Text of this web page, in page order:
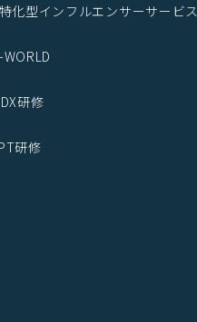
化型インフルエンサーサービス
WORLD
研修
研修